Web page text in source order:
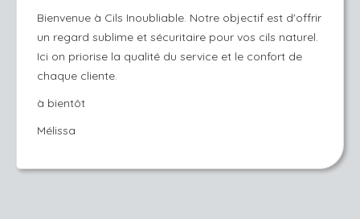
Bienvenue à Cils Inoubliable. Notre objectif est d'offrir
un regard sublime et sécuritaire pour vos cils naturel.
Ici on priorise la qualité du service et le confort de
chaque cliente.
à bientôt
Mélissa